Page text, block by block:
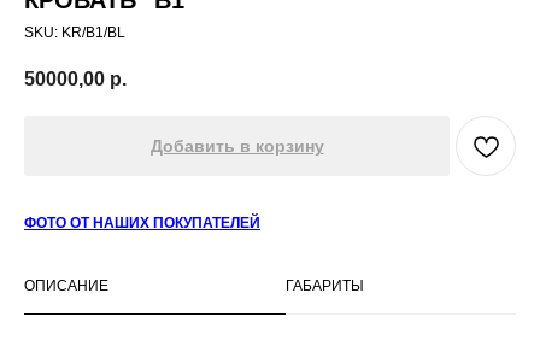
SKU: KR/B1/BL
50000,00 р.
Добавить в корзину
ФОТО ОТ НАШИХ ПОКУПАТЕЛЕЙ
ОПИСАНИЕ ГАБАРИТЫ